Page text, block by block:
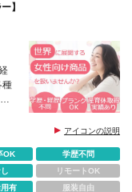
】
種
アイコンの説明
OK
学歴不問
リモートOK
有 服装自由